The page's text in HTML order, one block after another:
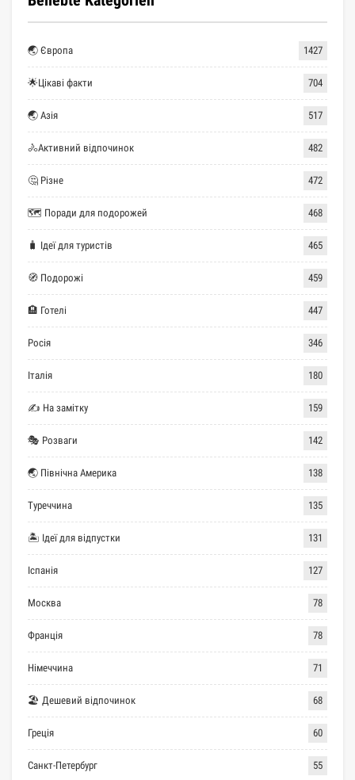
🌏 Європа 1427
🌟Цікаві факти 704
🌏 Азія 517
🚴Активний відпочинок 482
🤔 Різне 472
🗺 Поради для подорожей 468
🧳 Ідеї для туристів 465
🧭 Подорожі 459
🏨 Готелі 447
Росія 346
Італія 180
✍ На замітку 159
🎭 Розваги 142
🌏 Північна Америка 138
Туреччина 135
🏝 Ідеї для відпустки 131
Іспанія 127
Москва 78
Франція 78
Німеччина 71
🏖 Дешевий відпочинок 68
Греція 60
Санкт-Петербург 55